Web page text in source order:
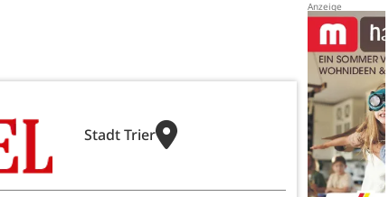
Stadt Trier